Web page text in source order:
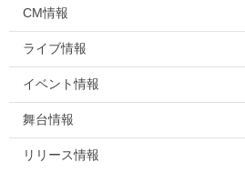
CM情報
ライブ情報
イベント情報
舞台情報
リリース情報